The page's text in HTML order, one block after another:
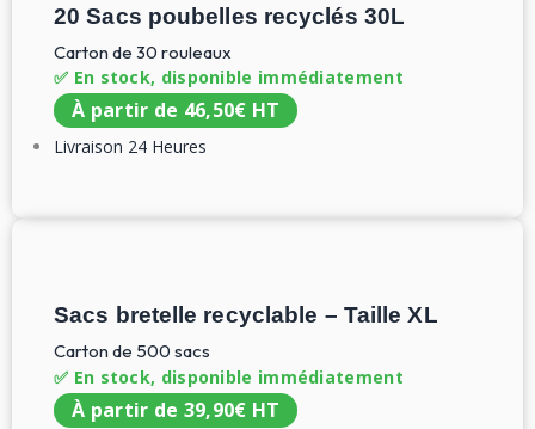
20 Sacs poubelles recyclés 30L
Carton de 30 rouleaux
✅ En stock, disponible immédiatement
À partir de 46,50€ HT
Livraison 24 Heures
Sacs bretelle recyclable – Taille XL
Carton de 500 sacs
✅ En stock, disponible immédiatement
À partir de 39,90€ HT